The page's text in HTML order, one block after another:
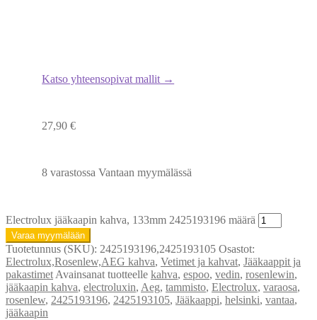
Katso yhteensopivat mallit →
27,90€
8 varastossa Vantaan myymälässä
Electrolux jääkaapin kahva, 133mm 2425193196 määrä
Varaa myymälään
Tuotetunnus (SKU): 2425193196,2425193105 Osastot:
Electrolux,Rosenlew,AEG kahva, Vetimet ja kahvat, Jääkaappit ja
pakastimetAvainsanat tuotteelle kahva, espoo, vedin, rosenlewin,
jääkaapin kahva, electroluxin, Aeg, tammisto, Electrolux, varaosa,
rosenlew, 2425193196, 2425193105, Jääkaappi, helsinki, vantaa,
jääkaapin